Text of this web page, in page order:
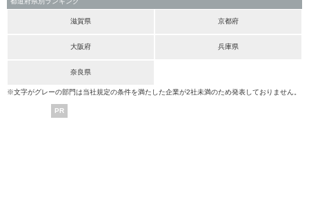
滋賀県 京都府
大阪府 兵庫県
奈良県
※文字がグレーの部門は当社規定の条件を満たした企業が2社未満のため発表しておりません。
PR